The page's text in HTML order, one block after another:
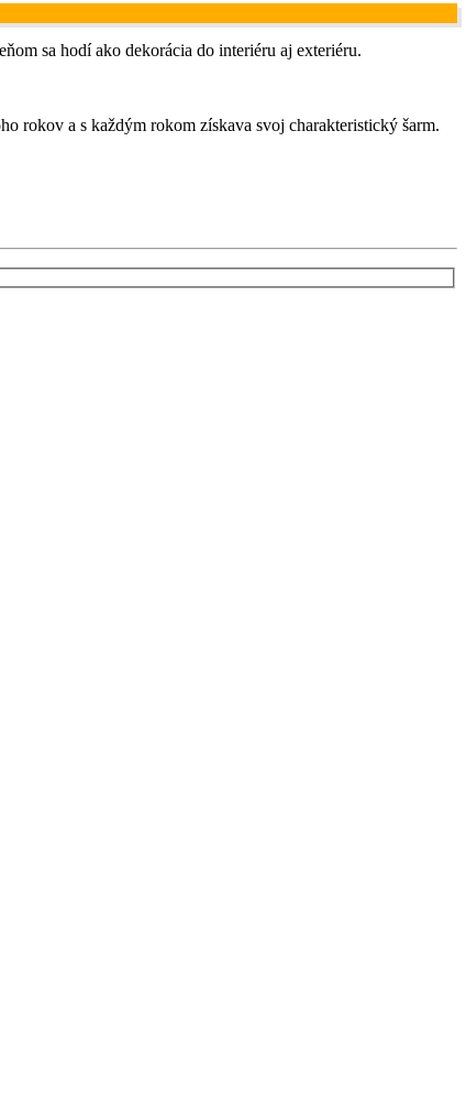
sa hodí ako dekorácia do interiéru aj exteriéru.
rokov a s každým rokom získava svoj charakteristický šarm.